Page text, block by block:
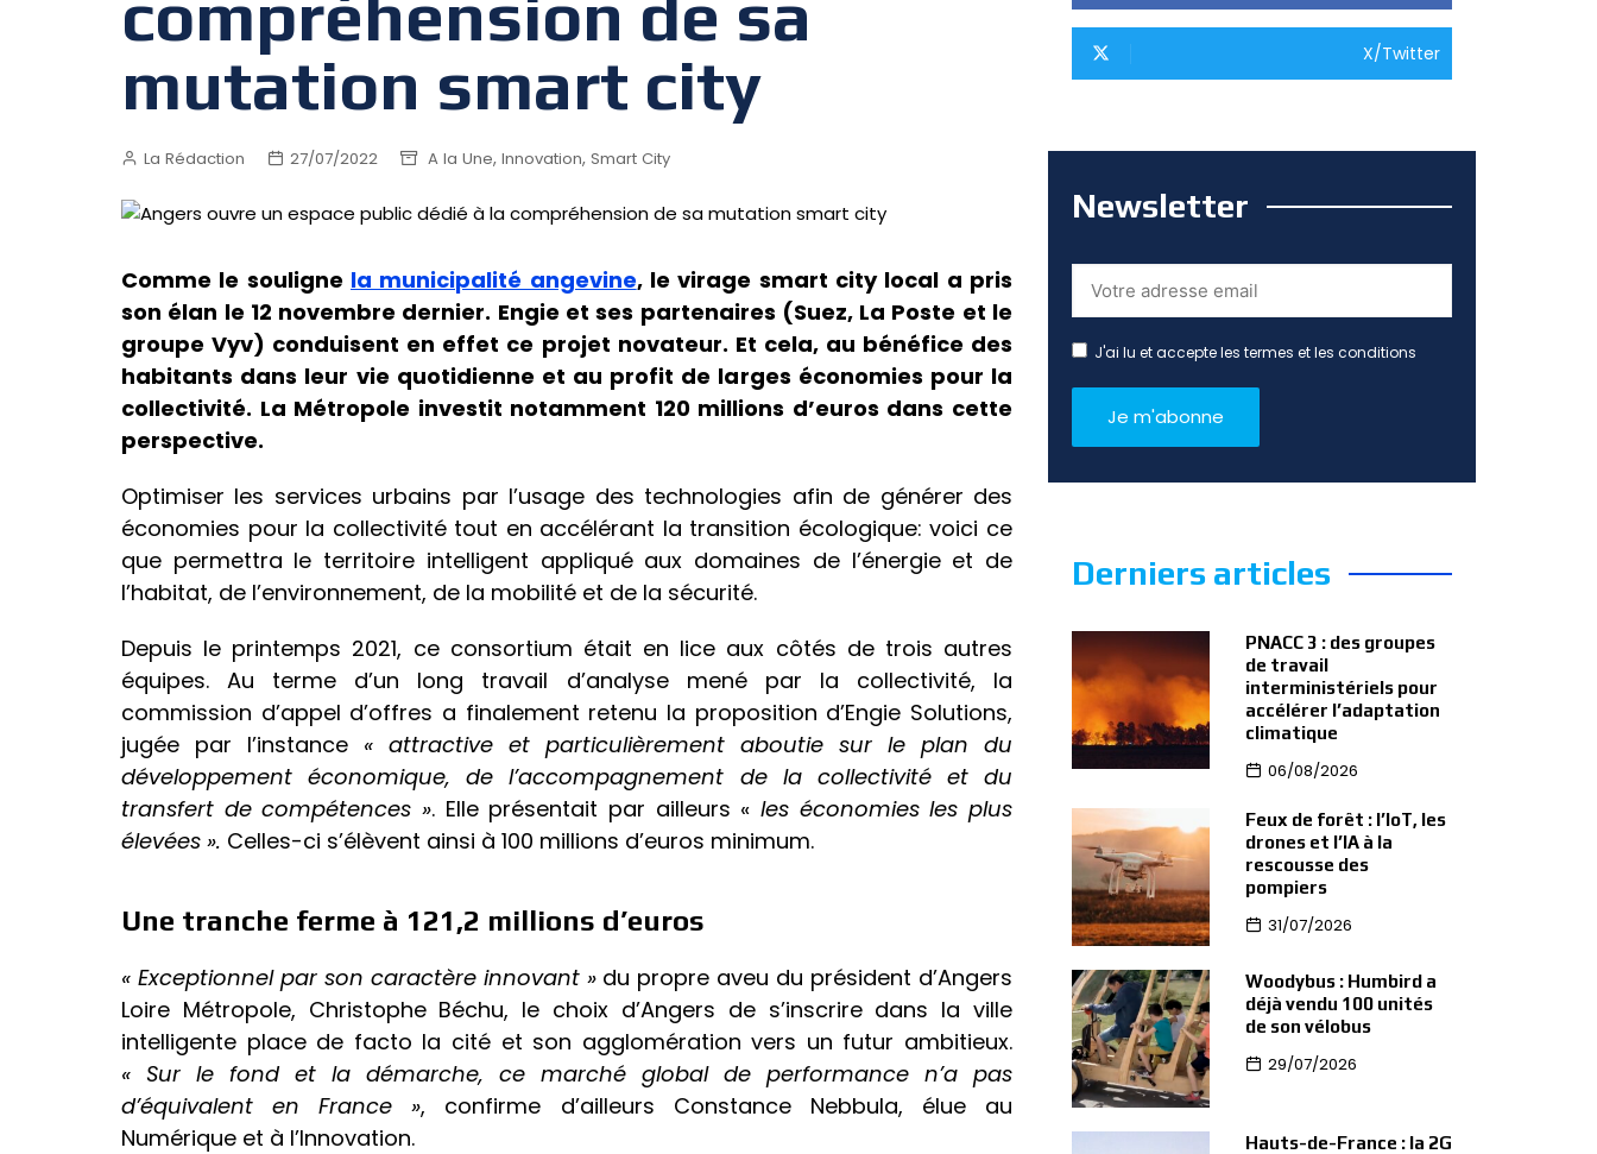
mutation smart city
La Rédaction 27/07/2022 A la Une, Innovation, Smart City
Comme le souligne la municipalité angevine, le virage smart city local a pris
son élan le 12 novembre dernier. Engie et ses partenaires (Suez, La Poste et le
groupe Vyv) conduisent en effet ce projet novateur. Et cela, au bénéfice des
habitants dans leur vie quotidienne et au profit de larges économies pour la
collectivité. La Métropole investit notamment 120 millions d’euros dans cette
perspective.
Optimiser les services urbains par l’usage des technologies afin de générer des
économies pour la collectivité tout en accélérant la transition écologique: voici ce
que permettra le territoire intelligent appliqué aux domaines de l’énergie et de
l’habitat, de l’environnement, de la mobilité et de la sécurité.
Depuis le printemps 2021, ce consortium était en lice aux côtés de trois autres
équipes. Au terme d’un long travail d’analyse mené par la collectivité, la
commission d’appel d’offres a finalement retenu la proposition d’Engie Solutions,
jugée par l’instance « attractive et particulièrement aboutie sur le plan du
développement économique, de l’accompagnement de la collectivité et du
transfert de compétences ». Elle présentait par ailleurs « les économies les plus
élevées ». Celles-ci s’élèvent ainsi à 100 millions d’euros minimum.
Une tranche ferme à 121,2 millions d’euros
« Exceptionnel par son caractère innovant »du propre aveu du président d’Angers
Loire Métropole, Christophe Béchu, le choix d’Angers de s’inscrire dans la ville
intelligente place de facto la cité et son agglomération vers un futur ambitieux.
« Sur le fond et la démarche, ce marché global de performance n’a pas
d’équivalent en France », confirme d’ailleurs Constance Nebbula, élue au
Numérique et à l’Innovation.
X/Twitter
Newsletter
J'ai lu et accepte les termes et les conditions
Derniers articles
PNACC 3 : des groupes
de travail
interministériels pour
accélérer l’adaptation
climatique
06/08/2026
Feux de forêt : l’IoT, les
drones et l’IA à la
rescousse des
pompiers
31/07/2026
Woodybus : Humbird a
déjà vendu 100 unités
de son vélobus
29/07/2026
Hauts-de-France : la 2G